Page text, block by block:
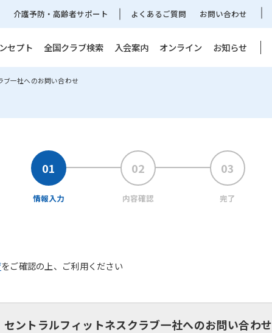
介護予防・高齢者サポート よくあるご質問 お問い合わせ
セプト 全国クラブ検索 入会案内 オンライン お知らせ
ブ一社へのお問い合わせ
情報入力 内容確認 完了
をご確認の上、ご利用ください
セントラルフィットネスクラブ一社へのお問い合わせ